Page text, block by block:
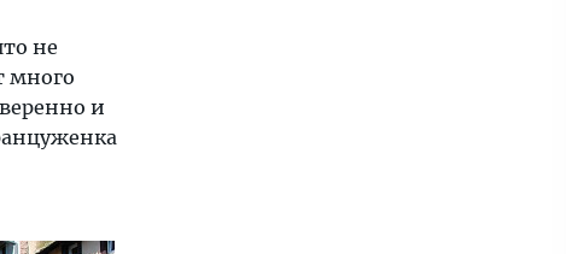
не
много
и